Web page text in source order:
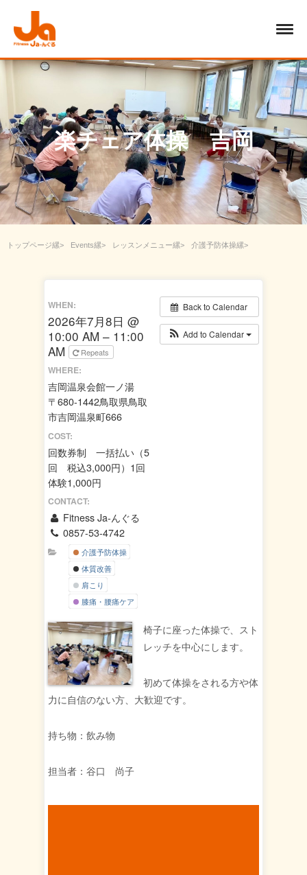
楽チェア体操 吉岡
トップページ Events レッスンメニュー
介護予防体操
Back to Calendar
Add to Calendar
WHEN:
2026年7月8日 @
10:00 AM – 11:00
AM
Repeats
WHERE:
吉岡温泉会館一ノ湯
〒680-1442鳥取県鳥取
市吉岡温泉町666
COST:
回数券制 一括払い（5
回 税込3,000円）1回
体験1,000円
CONTACT:
Fitness Ja-んぐる
0857-53-4742
介護予防体操
体質改善
肩こり
膝痛・腰痛ケア
椅子に座った体操で、スト
レッチを中心にします。
初めて体操をされる方や体
力に自信のない方、大歓迎です。
持ち物：飲み物
担当者：谷口 尚子